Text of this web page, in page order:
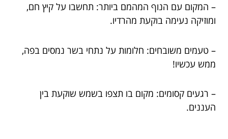
– המקום עם הנוף המהמם ביותר: תחשבו על קיץ חם,
ומוזיקה נעימה בוקעת מהרדיו.
– טעמים משובחים: חלומות על נתחי בשר נמסים בפה,
ממש עכשיו!
– רגעים קסומים: מקום בו תצפו בשמש שוקעת בין
העננים.